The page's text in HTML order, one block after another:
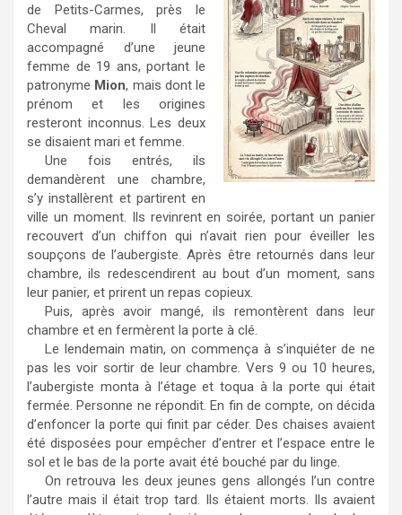
de Petits-Carmes, près le
Cheval marin. Il était
accompagné d’une jeune
femme de 19 ans, portant le
patronyme Mion, mais dont le
prénom et les origines
resteront inconnus. Les deux
se disaient mari et femme.
Une fois entrés, ils
demandèrent une chambre,
s’y installèrent et partirent en
ville un moment. Ils revinrent en soirée, portant un panier
recouvert d’un chiffon qui n’avait rien pour éveiller les
soupçons de l’aubergiste. Après être retournés dans leur
chambre, ils redescendirent au bout d’un moment, sans
leur panier, et prirent un repas copieux.
Puis, après avoir mangé, ils remontèrent dans leur
chambre et en fermèrent la porte à clé.
Le lendemain matin, on commença à s’inquiéter de ne
pas les voir sortir de leur chambre. Vers 9 ou 10 heures,
l’aubergiste monta à l’étage et toqua à la porte qui était
fermée. Personne ne répondit. En fin de compte, on décida
d’enfoncer la porte qui finit par céder. Des chaises avaient
été disposées pour empêcher d’entrer et l’espace entre le
sol et le bas de la porte avait été bouché par du linge.
On retrouva les deux jeunes gens allongés l’un contre
l’autre mais il était trop tard. Ils étaient morts. Ils avaient